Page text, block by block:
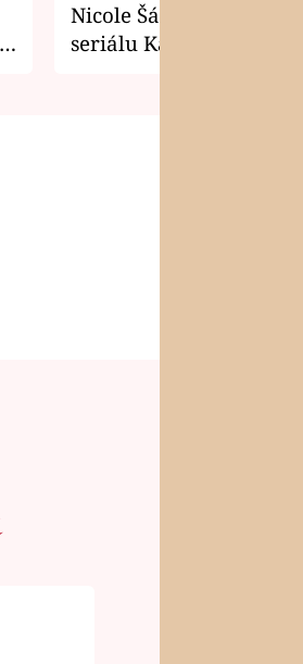
Nicole Šáchová získala
seriálu Kamarádi